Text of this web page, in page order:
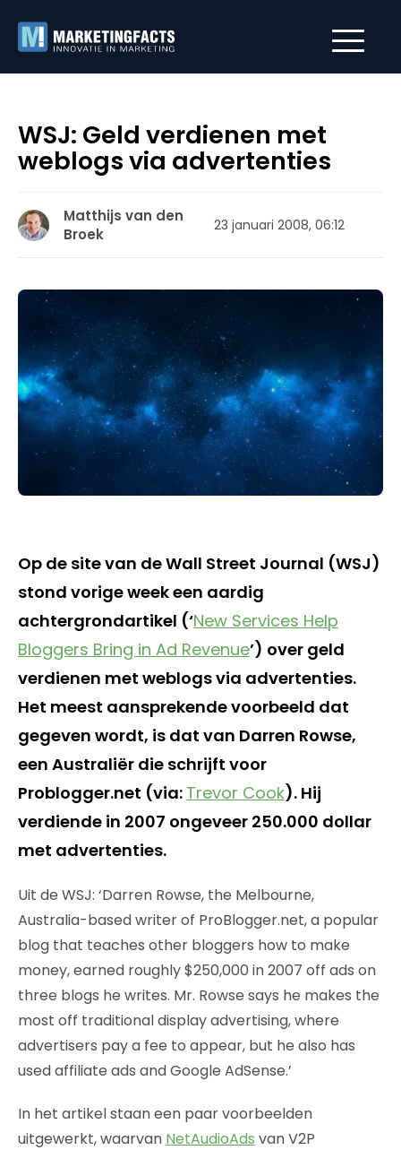
WSJ: Geld verdienen met
weblogs via advertenties
Matthijs van den
Broek
23 januari 2008, 06:12
Op de site van de Wall Street Journal (WSJ)
stond vorige week een aardig
achtergrondartikel (‘New Services Help
Bloggers Bring in Ad Revenue’) over geld
verdienen met weblogs via advertenties.
Het meest aansprekende voorbeeld dat
gegeven wordt, is dat van Darren Rowse,
een Australiër die schrijft voor
Problogger.net (via: Trevor Cook). Hij
verdiende in 2007 ongeveer 250.000 dollar
met advertenties.
Uit de WSJ: ‘Darren Rowse, the Melbourne,
Australia-based writer of ProBlogger.net, a popular
blog that teaches other bloggers how to make
money, earned roughly $250,000 in 2007 off ads on
three blogs he writes. Mr. Rowse says he makes the
most off traditional display advertising, where
advertisers pay a fee to appear, but he also has
used affiliate ads and Google AdSense.’
In het artikel staan een paar voorbeelden
uitgewerkt, waarvan NetAudioAds van V2P